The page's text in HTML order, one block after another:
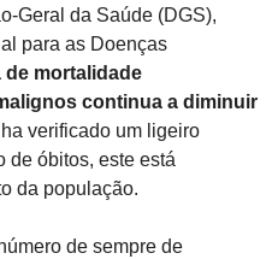
Geral da Saúde (DGS),
para as Doenças
de mortalidade
continua a diminuir
verificado um ligeiro
de óbitos, este está
da população.
de sempre de